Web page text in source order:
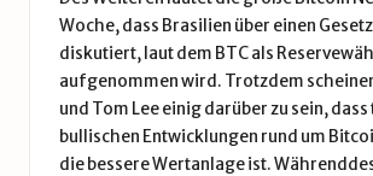
Woche, dass Brasilien über einen
diskutiert, laut dem BTC als
aufgenommen wird. Trotzdem
und Tom Lee einig darüber zu sein,
bullischen Entwicklungen rund um
die bessere Wertanlage ist.